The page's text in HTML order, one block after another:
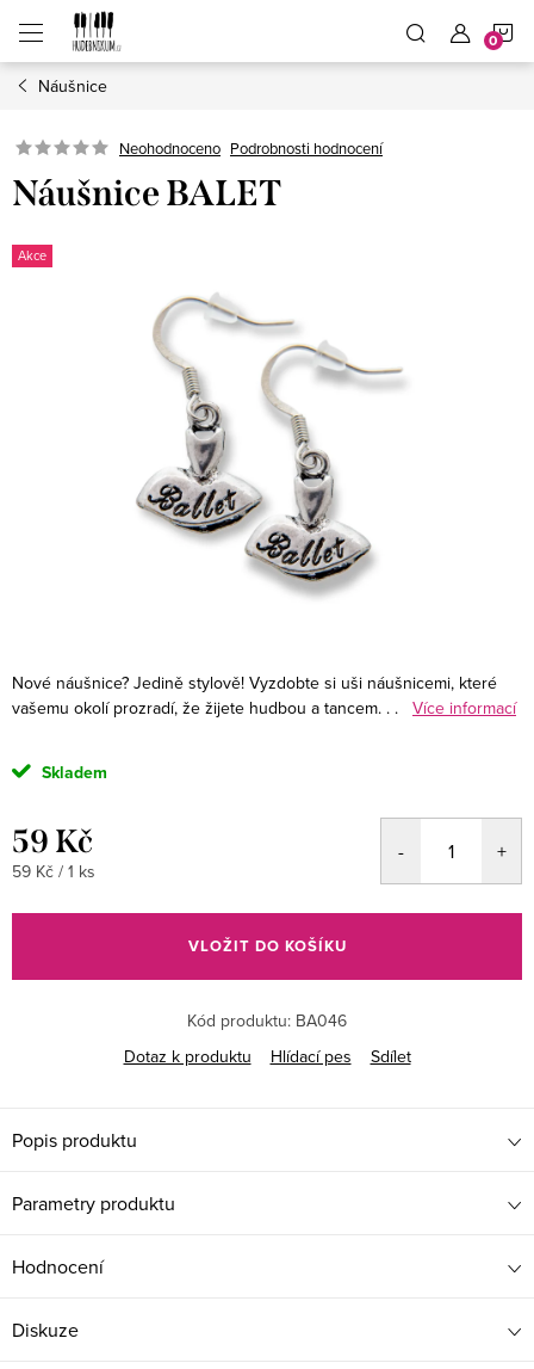
obsah
Náušnice
Neohodnoceno Podrobnosti hodnocení
Náušnice BALET
Akce
Nové náušnice? Jedině stylově! Vyzdobte si uši náušnicemi, které
vašemu okolí prozradí, že žijete hudbou a tancem. . . Více informací
Skladem
59 Kč
Měrná
59 Kč / 1 ks
VLOŽIT DO KOŠÍKU
Kód produktu: BA046
Dotaz k produktu
Hlídací pes Sdílet
Popis produktu
Parametry produktu
Hodnocení
Diskuze